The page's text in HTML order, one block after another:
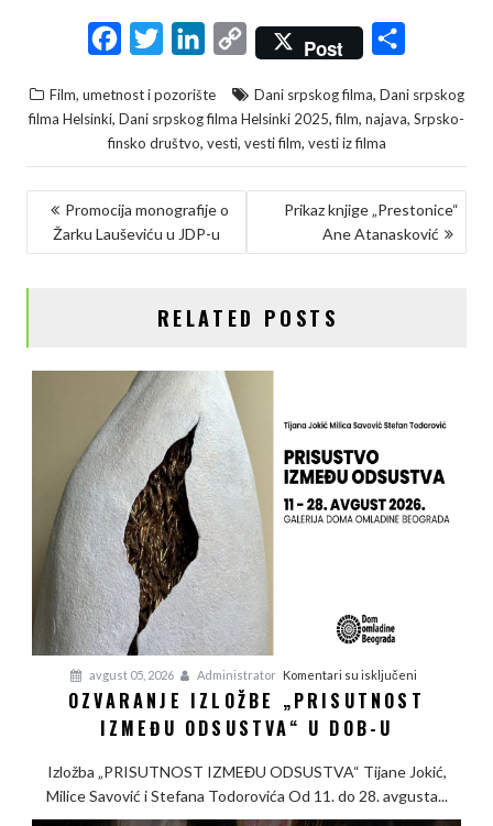
c
e
b
o
o
i
t
t
e
r
n
k
e
d
I
C
p
y
L
Post
a
e
Film, umetnost i pozorište Dani srpskog filma, Dani srpskog
filma Helsinki, Dani srpskog filma Helsinki 2025,film, najava, Srpsko-
finsko društvo, vesti, vesti film, vesti iz filma
KRETANJE
ČLANKA
Promocija monografije o
Žarku Lauševiću u JDP-u
Prikaz knjige „Prestonice“
Ane Atanasković
RELATED POSTS
avgust 05, 2026 Administrator Komentari su isključenina
Ozvaranje
između
odsustva“
u
OZVARANJE IZLOŽBE „PRISUTNOST
IZMEĐU ODSUSTVA“ U DOB-U
Izložba „PRISUTNOST IZMEĐU ODSUSTVA“ Tijane Jokić,
Milice Savović i Stefana Todorovića Od 11. do 28. avgusta...